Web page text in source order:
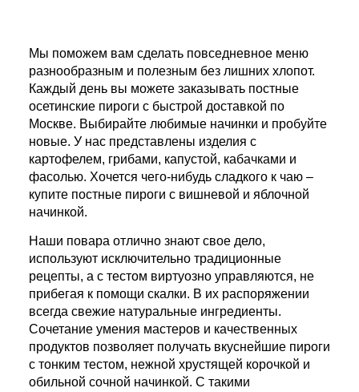
Мы поможем вам сделать повседневное меню
разнообразным и полезным без лишних хлопот.
Каждый день вы можете заказывать постные
осетинские пироги с быстрой доставкой по
Москве. Выбирайте любимые начинки и пробуйте
новые. У нас представлены изделия с
картофелем, грибами, капустой, кабачками и
фасолью. Хочется чего-нибудь сладкого к чаю –
купите постные пироги с вишневой и яблочной
начинкой.
Наши повара отлично знают свое дело,
используют исключительно традиционные
рецепты, а с тестом виртуозно управляются, не
прибегая к помощи скалки. В их распоряжении
всегда свежие натуральные ингредиенты.
Сочетание умения мастеров и качественных
продуктов позволяет получать вкуснейшие пироги
с тонким тестом, нежной хрустящей корочкой и
обильной сочной начинкой. С такими